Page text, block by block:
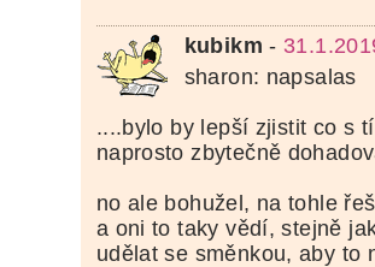
kubikm -
sharon: napsalas
....bylo by lepší zjistit co s
naprosto zbytečně
no ale bohužel, na tohle
a oni to taky vědí, stejně
udělat se směnkou, aby to